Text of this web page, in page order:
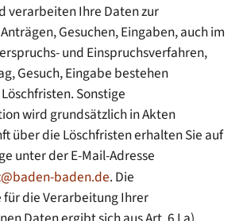
verarbeiten Ihre Daten zur
Gesuchen, Eingaben, auch im
und Einspruchsverfahren,
Gesuch, Eingabe bestehen
Sonstige
wird grundsätzlich in Akten
über die Löschfristen erhalten Sie auf
unter der E-Mail-Adresse
baden.de. Die
die Verarbeitung Ihrer